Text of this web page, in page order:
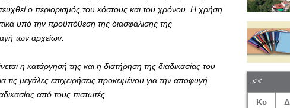
ο περιορισμός του κόστους και του χρόνου. Η χρήση
υπό την προϋπόθεση της διασφάλισης της
των αρχείων.
η κατάργησή της και η διατήρηση της διαδικασίας του
μεγάλες επιχειρήσεις προκειμένου για την αποφυγή
από τους πιστωτές.
Κυ